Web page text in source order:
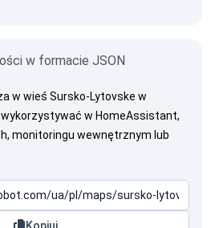
w formacie JSON
w wieś Sursko-Lytovske w
w HomeAssistant,
monitoringu wewnętrznym lub